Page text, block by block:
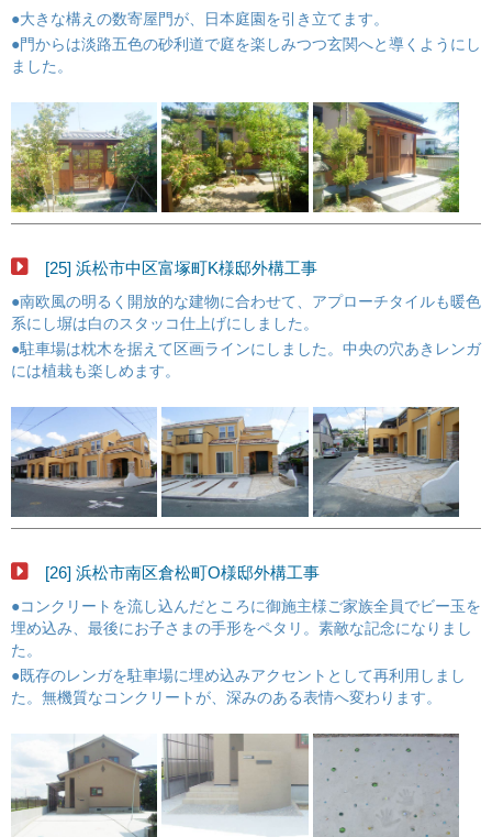
●大きな構えの数寄屋門が、日本庭園を引き立てます。
●門からは淡路五色の砂利道で庭を楽しみつつ玄関へと導くようにし
ました。
[25] 浜松市中区富塚町K様邸外構工事
●南欧風の明るく開放的な建物に合わせて、アプローチタイルも暖色
系にし塀は白のスタッコ仕上げにしました。
●駐車場は枕木を据えて区画ラインにしました。中央の穴あきレンガ
には植栽も楽しめます。
[26] 浜松市南区倉松町O様邸外構工事
●コンクリートを流し込んだところに御施主様ご家族全員でビー玉を
埋め込み、最後にお子さまの手形をペタリ。素敵な記念になりまし
た。
●既存のレンガを駐車場に埋め込みアクセントとして再利用しまし
た。無機質なコンクリートが、深みのある表情へ変わります。